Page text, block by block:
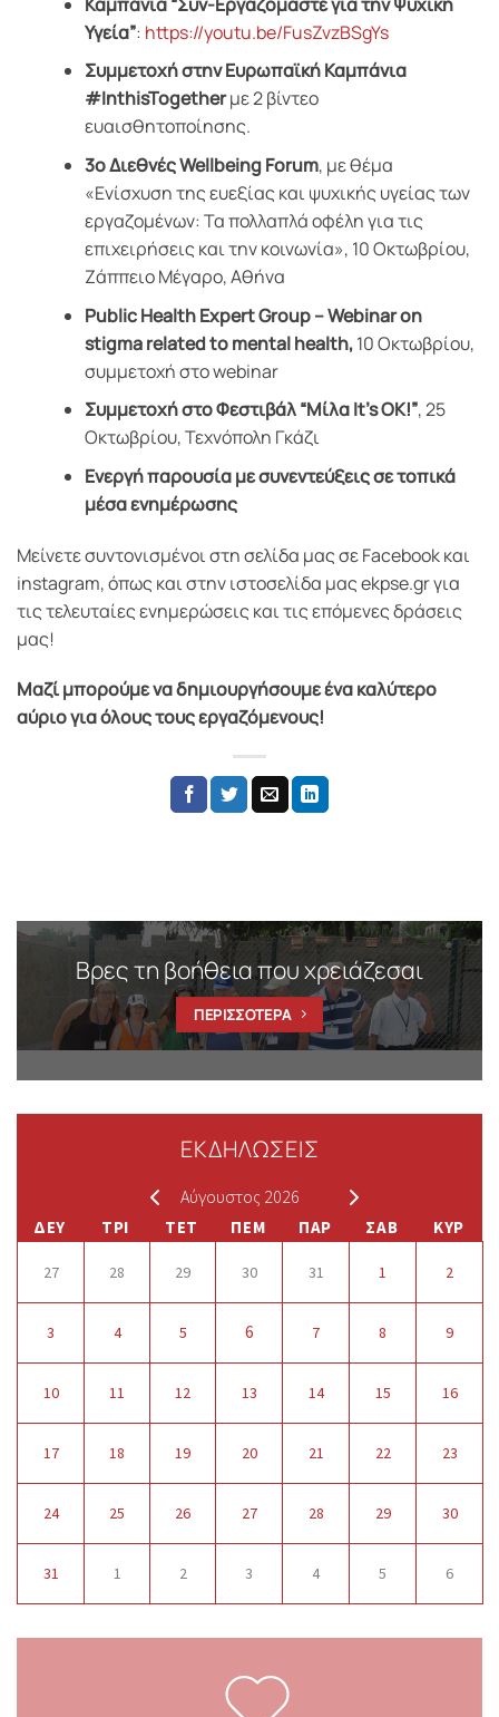
Υγεία”: https://youtu.be/FusZvzBSgYs
Συμμετοχή στην Ευρωπαϊκή Καμπάνια
#InthisTogetherμε 2 βίντεο
ευαισθητοποίησης.
3ο Διεθνές Wellbeing Forum, με θέμα
«Ενίσχυση της ευεξίας και ψυχικής υγείας των
εργαζομένων: Τα πολλαπλά οφέλη για τις
επιχειρήσεις και την κοινωνία», 10 Οκτωβρίου,
Ζάππειο Μέγαρο, Αθήνα
Public Health Expert Group – Webinar on
stigma related to mental health,10 Οκτωβρίου,
συμμετοχή στο webinar
Συμμετοχή στο Φεστιβάλ “Μίλα It’s OK!”, 25
Οκτωβρίου, Τεχνόπολη Γκάζι
Ενεργή παρουσία με συνεντεύξεις σε τοπικά
μέσα ενημέρωσης
Μείνετε συντονισμένοι στη σελίδα μας σε Facebook και
instagram, όπως και στην ιστοσελίδα μας ekpse.gr για
τις τελευταίες ενημερώσεις και τις επόμενες δράσεις
μας!
Μαζί μπορούμε να δημιουργήσουμε ένα καλύτερο
αύριο για όλους τους εργαζόμενους!
Βρες τη βοήθεια που χρειάζεσαι
ΠΕΡΙΣΣΟΤΕΡΑ
ΕΚΔΗΛΩΣΕΙΣ
Αύγουστος 2026
ΔΕΥ ΤΡΙ ΤΕΤ ΠΕΜ ΠΑΡ ΣΑΒ ΚΥΡ
27 28 29 30 31 1 2
3 4 5 6 7 8 9
10 11 12 13 14 15 16
17 18 19 20 21 22 23
24 25 26 27 28 29 30
31 1 2 3 4 5 6